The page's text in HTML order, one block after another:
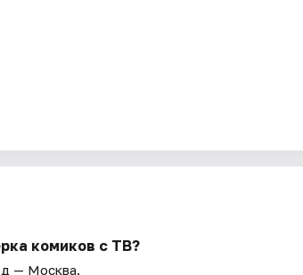
комиков с ТВ?
— Москва.